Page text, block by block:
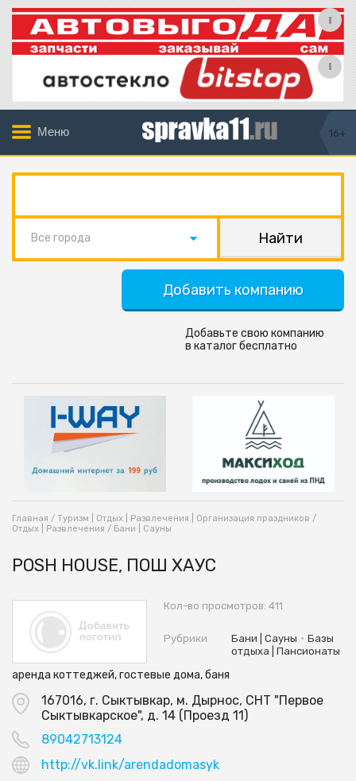
Меню 16+
Все города
Добавить компанию
Добавьте свою компанию
в каталог бесплатно
Главная / Туризм | Отдых | Развлечения | Организация праздников /
Отдых | Развлечения / Бани | Сауны
POSH HOUSE, ПОШ ХАУС
Кол-во просмотров: 411
Рубрики Бани | Сауны • Базы
отдыха | Пансионаты
аренда коттеджей, гостевые дома, баня
167016, г. Сыктывкар, м. Дырнос, СНТ "Первое
Сыктывкарское", д. 14 (Проезд 11)
89042713124
http://vk.link/arendadomasyk